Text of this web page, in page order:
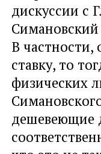
дискуссии с
В частности,
ставку, то
физических
дешевеющие